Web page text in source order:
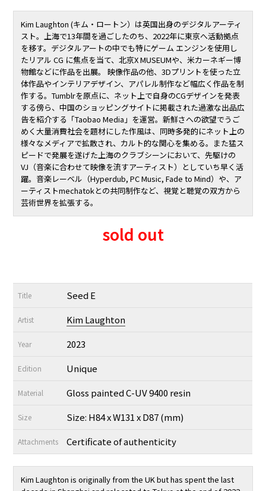
Kim Laughton (キム・ロートン）は英国出身のデジタルアーティ
スト。上海で13年間を過ごしたのち、2022年に東京へ活動拠点
を移す。デジタルアートの中でも特にゲーム エンジンを使用し
たリアル CG に焦点を当て、北京X MUSEUMや、米カーネギー博
物館などに作品を出展。 映像作品の他、3Dプリントを使った立
体作品やインテリアデザイン、アパレル制作など幅広く作品を制
作する。Tumblrを原点に、ネット上で自身のCGデザインを発表
する傍ら、中国のショッピングサイトに掲載された過激な出品広
告を紹介する「Taobao Media」を運営。新鮮さへの欲望でうご
めく大量消費社会を題材にした作風は、同時多発的にネット上の
様々なメディアで拡散され、カルト的な関心を集める。また猛ス
ピードで発展を遂げた上海のクラブシーンにおいて、先駆けの
VJ（音楽に合わせて映像を流すアーティスト）としていち早く活
躍。音楽レーベル（Hyperdub, PC Music, Fade to Mind）や、ア
ーティストmechatokとの共同制作など、視覚と聴覚の双方から
芸術世界を拡張する。
sold out
Title Seed E
Artist Kim Laughton
Year 2023
Edition Unique
Material Gloss painted C-UV 9400 resin
Size Size: H84 x W131 x D87 (mm)
Attachments Certificate of authenticity
Kim Laughton is originally from the UK but has spent the last